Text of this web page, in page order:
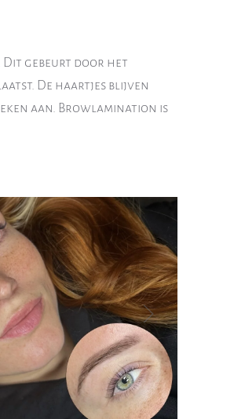
Dit gebeurt door het
De haartjes blijven
aan. Browlamination is